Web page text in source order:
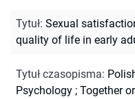
Tytuł: Sexual
quality of life in early
Tytuł czasopisma:
Psychology ; Together